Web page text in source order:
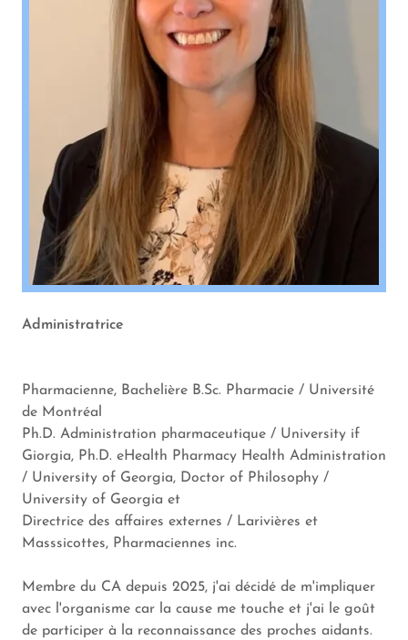
Administratrice
Pharmacienne, Bachelière B.Sc. Pharmacie / Université
de Montréal
Ph.D. Administration pharmaceutique / University if
Giorgia, Ph.D. eHealth Pharmacy Health Administration
/ University of Georgia, Doctor of Philosophy /
University of Georgia et
Directrice des affaires externes / Larivières et
Masssicottes, Pharmaciennes inc.
Membre du CA depuis 2025, j'ai décidé de m'impliquer
avec l'organisme car la cause me touche et j'ai le goût
de participer à la reconnaissance des proches aidants.